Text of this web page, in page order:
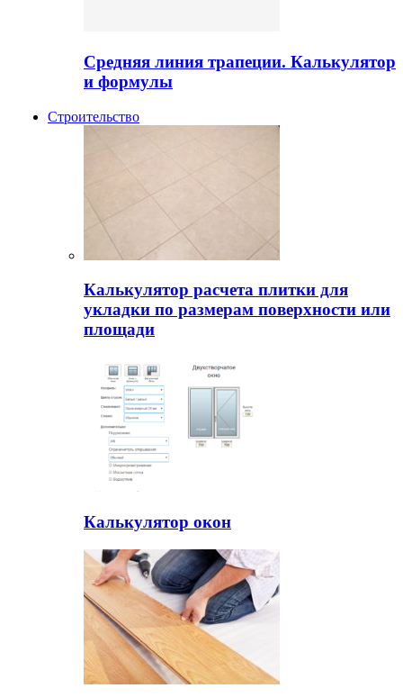
Средняя линия трапеции. Калькулятор
и формулы
Строительство
Калькулятор расчета плитки для
укладки по размерам поверхности или
площади
Калькулятор окон